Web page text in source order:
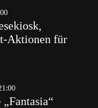
Aktionen für